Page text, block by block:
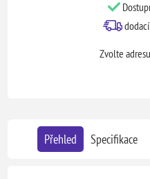
Zvolte
Přehled Specifikace